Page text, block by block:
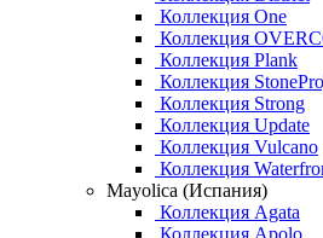
Коллекция One
Коллекция
Коллекция Plank
Коллекция
Коллекция Strong
Коллекция Update
Коллекция Vulcano
Коллекция
Mayolica (Испания)
Коллекция Agata
Коллекция Apolo